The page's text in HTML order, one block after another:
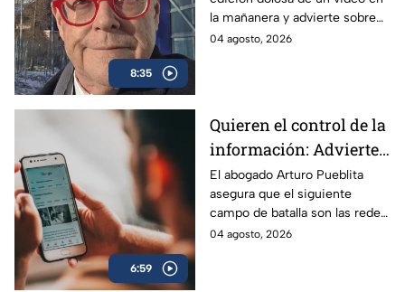
8:35
editado
la mañanera y advierte sobre
los peligros de la censura
04 agosto, 2026
6:59
Quieren el control de la
información: Advierten
riesgos por nuevos
lineamiento para
medios de
comunicación en
El abogado Arturo Pueblita
asegura que el siguiente
campo de batalla son las redes
sociales, pues lo que se quiere
04 agosto, 2026